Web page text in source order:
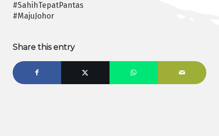
#SahihTepatPantas
#MajuJohor
Share this entry